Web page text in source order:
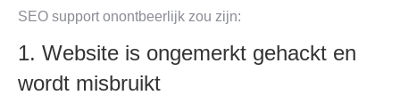
SEO support onontbeerlijk zou zijn:
1. Website is ongemerkt gehackt en
wordt misbruikt